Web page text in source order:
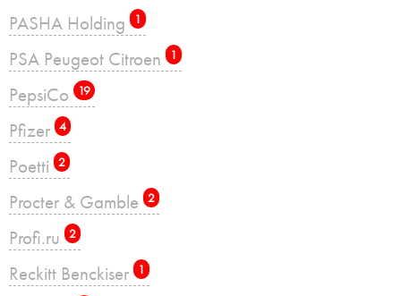
PASHA Holding 1
PSA Peugeot Citroen 1
PepsiCo 19
Pfizer 4
Poetti 2
Procter & Gamble 2
Profi.ru 2
Reckitt Benckiser 1